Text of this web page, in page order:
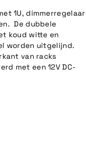
1U, dimmerregelaar
De dubbele
koud witte en
worden uitgelijnd.
van racks
met een 12V DC-